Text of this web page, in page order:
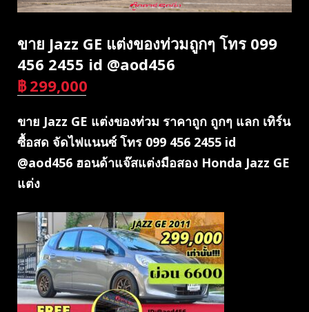
ขาย Jazz GE แต่งของท่วมถูกๆ โทร 099
456 2455 id @aod456
฿ 299,000
ขาย Jazz GE แต่งของท่วม ราคาถูก ถูกๆ แลก เทิร์น
ซื้อสด จัดไฟแนนซ์ โทร 099 456 2455 id
@aod456 ฮอนด้าแจ๊สแต่งมือสอง Honda Jazz GE
แต่ง